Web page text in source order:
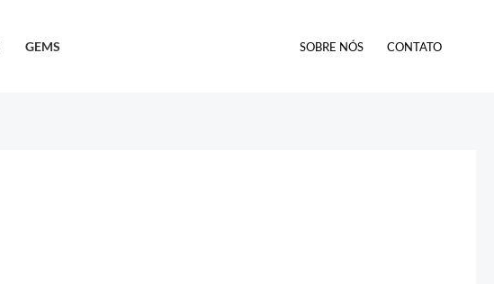
GEMS SOBRE NÓS CONTATO